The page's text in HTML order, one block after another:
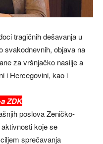
tragičnih dešavanja u
svakodnevnih, objava na
za vršnjačko nasilje a
i Hercegovini, kao i
ZDK
poslova Zeničko-
koje se
sprečavanja